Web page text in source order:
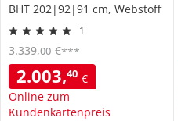
BHT 202|92|91 cm, Webstoff
1
2.003,40 €
Online zum
Kundenkartenpreis
3.339,00 €***